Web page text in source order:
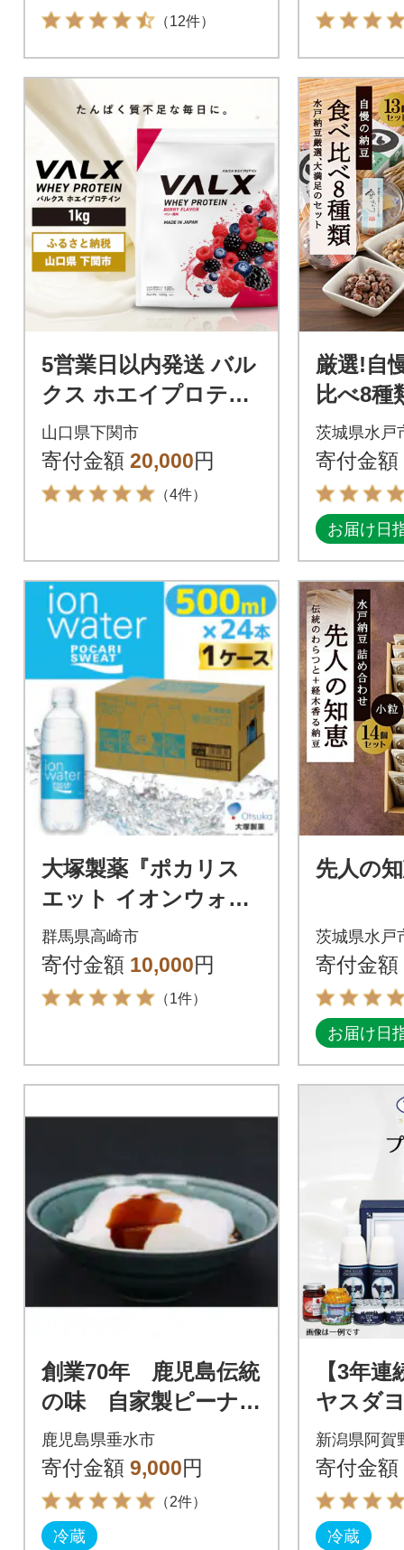
（12件）
5営業日以内発送 バル
クス ホエイプロテイ
ン ベリー 風味 1kg IY
001-C
山口県下関市
寄付金額 20,000円
（4件）
厳選!自
比べ8種
ト
茨城県水戸
寄付金額
お届け日
大塚製薬『ポカリス
エット イオンウォー
ター』500ml×24本
群馬県高崎市
寄付金額 10,000円
（1件）
先人の
茨城県水戸
寄付金額
お届け日
創業70年 鹿児島伝統
の味 自家製ピーナツ
豆腐
鹿児島県垂水市
寄付金額 9,000円
（2件）
冷蔵
【3年
ヤスダ
レミア
箱
新潟県阿賀
寄付金額
冷蔵